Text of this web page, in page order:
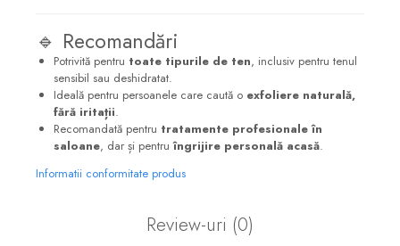
🔹 Recomandări
Potrivită pentru toate tipurile de ten, inclusiv pentru tenul
sensibil sau deshidratat.
Ideală pentru persoanele care caută o exfoliere naturală,
fără iritații.
Recomandată pentru tratamente profesionale în
saloane, dar și pentruîngrijire personală acasă.
Informatii conformitate produs
Review-uri (0)